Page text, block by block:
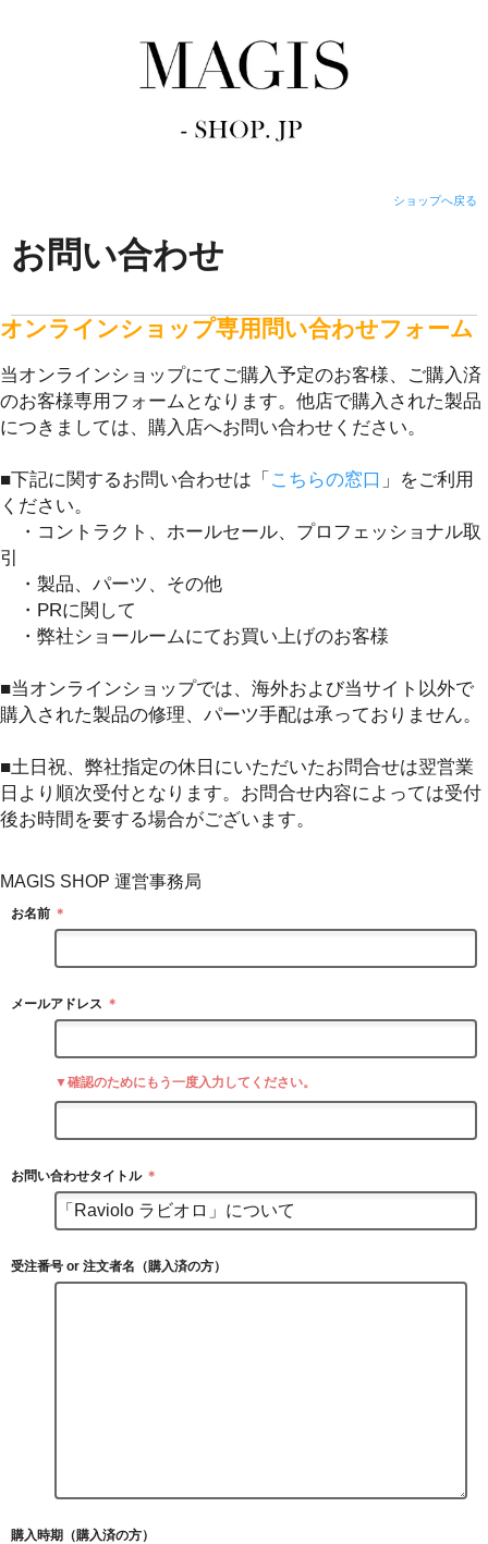
ショップへ戻る
お問い合わせ
オンラインショップ専用問い合わせフォーム
当オンラインショップにてご購入予定のお客様、ご購入済
のお客様専用フォームとなります。他店で購入された製品
につきましては、購入店へお問い合わせください。
■下記に関するお問い合わせは「こちらの窓口 」をご利用
ください。
・コントラクト、ホールセール、プロフェッショナル取
引
・製品、パーツ、その他
・PRに関して
・弊社ショールームにてお買い上げのお客様
■当オンラインショップでは、海外および当サイト以外で
購入された製品の修理、パーツ手配は承っておりません。
■土日祝、弊社指定の休日にいただいたお問合せは翌営業
日より順次受付となります。お問合せ内容によっては受付
後お時間を要する場合がございます。
MAGIS SHOP 運営事務局
お名前 ＊
メールアドレス ＊
▼確認のためにもう一度入力してください。
お問い合わせタイトル ＊
受注番号 or 注文者名（購入済の方）
購入時期（購入済の方）